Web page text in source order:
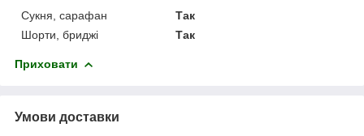
Сукня, сарафан
Так
Шорти, бриджі
Так
Приховати
Умови доставки